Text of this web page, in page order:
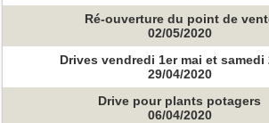
Ré-ouverture du point de
02/05/2020
Drives vendredi 1er mai et samedi
29/04/2020
Drive pour plants potagers
06/04/2020